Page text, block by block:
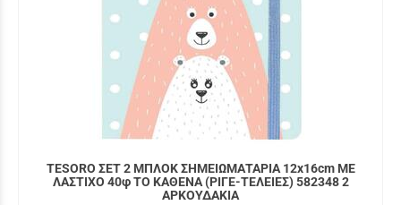
TESORO ΣΕΤ 2 ΜΠΛΟΚ ΣΗΜΕΙΩΜΑΤΑΡΙΑ 12x16cm ΜΕ
ΛΑΣΤΙΧΟ 40φ ΤΟ ΚΑΘΕΝΑ (ΡΙΓΕ-ΤΕΛΕΙΕΣ) 582348 2
ΑΡΚΟΥΔΑΚΙΑ